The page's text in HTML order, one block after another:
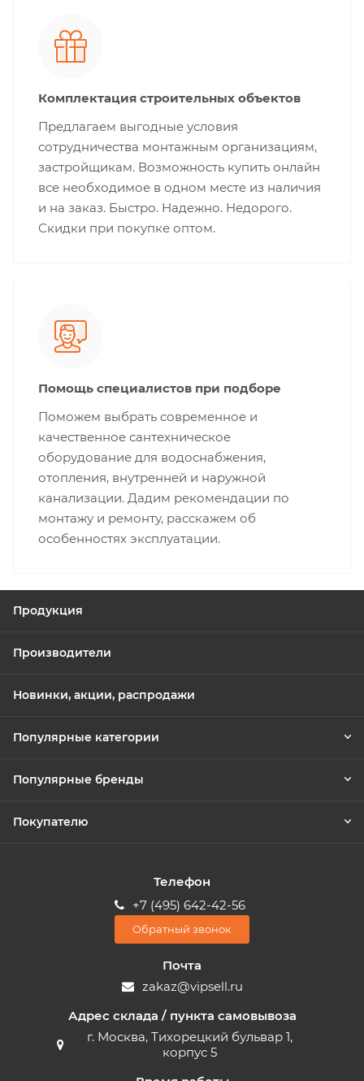
Комплектация строительных объектов
Предлагаем выгодные условия
сотрудничества монтажным организациям,
застройщикам. Возможность купить онлайн
все необходимое в одном месте из наличия
и на заказ. Быстро. Надежно. Недорого.
Скидки при покупке оптом.
Помощь специалистов при подборе
Поможем выбрать современное и
качественное сантехническое
оборудование для водоснабжения,
отопления, внутренней и наружной
канализации. Дадим рекомендации по
монтажу и ремонту, расскажем об
особенностях эксплуатации.
Продукция
Производители
Новинки, акции, распродажи
Популярные категории
Популярные бренды
Покупателю
Телефон
+7 (495) 642-42-56
Обратный звонок
Почта
zakaz@vipsell.ru
Адрес склада / пункта самовывоза
г. Москва, Тихорецкий бульвар 1,
корпус 5